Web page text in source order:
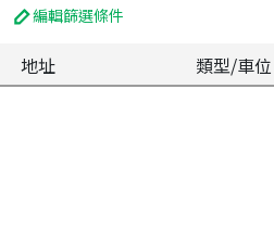
編輯篩選條件
地址 類型/車位